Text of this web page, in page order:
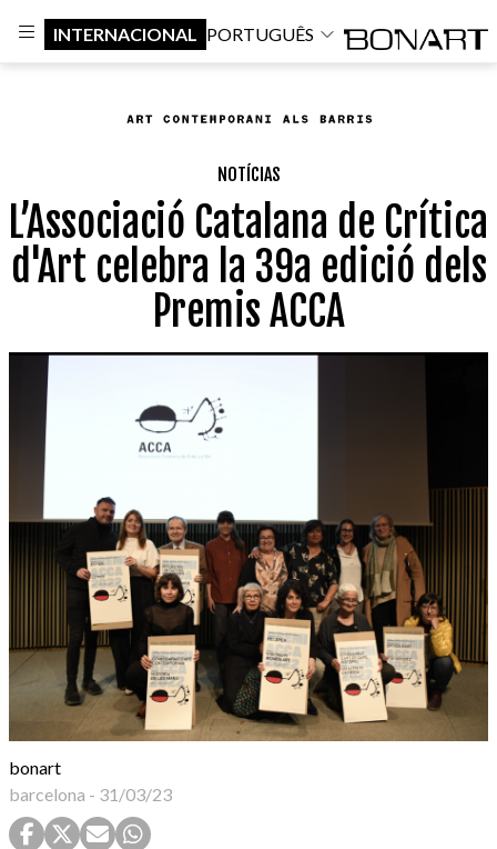
INTERNACIONAL PORTUGUÊS
NOTÍCIAS
L’Associació Catalana de Crítica
d'Art celebra la 39a edició dels
Premis ACCA
bonart
barcelona - 31/03/23